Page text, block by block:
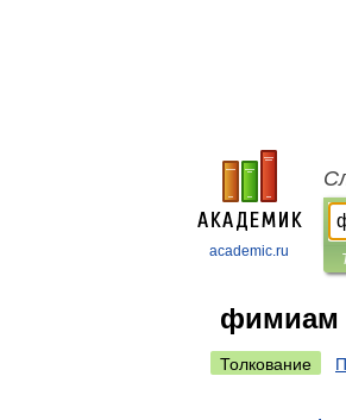
academic.ru
фимиам
Толкование